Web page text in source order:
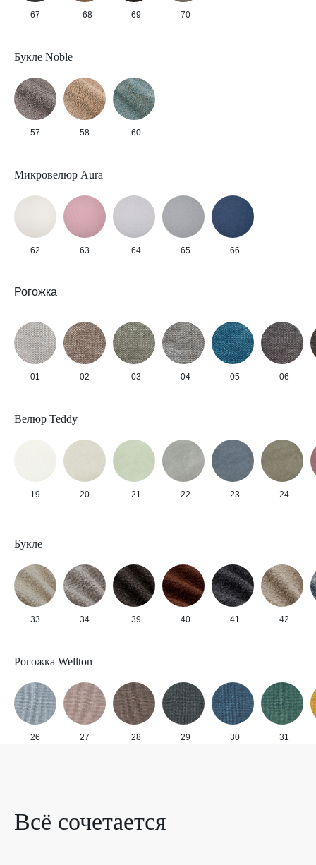
67 68 69 70
Букле Noble
57 58 60
Микровелюр Aura
62 63 64 65 66
Рогожка
01 02 03 04 05 06
Велюр Teddy
19 20 21 22 23 24
Букле
33 34 39 40 41 42
Рогожка Wellton
26 27 28 29 30 31
Всё сочетается